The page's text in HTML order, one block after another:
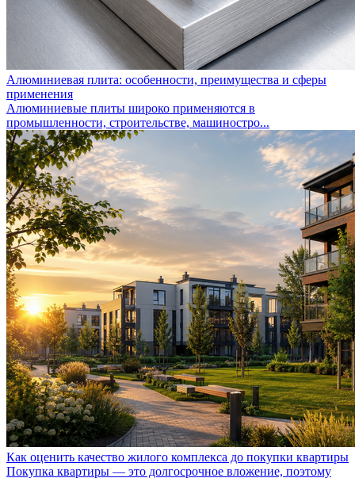
Алюминиевая плита: особенности, преимущества и сферы
применения
Алюминиевые плиты широко применяются в
промышленности, строительстве, машиностро...
Как оценить качество жилого комплекса до покупки квартиры
Покупка квартиры — это долгосрочное вложение, поэтому